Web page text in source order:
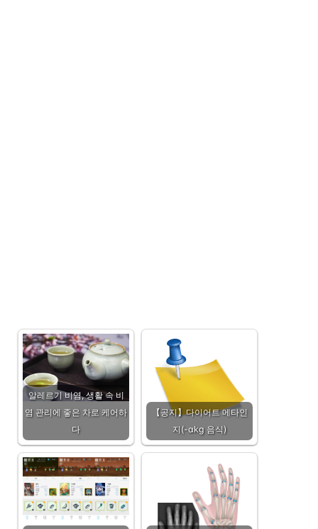
알레르기 비염, 생활 속 비
염 관리에 좋은 차로 케어하
다
【공지】다이어트 메타인
지(-αkg 음식)